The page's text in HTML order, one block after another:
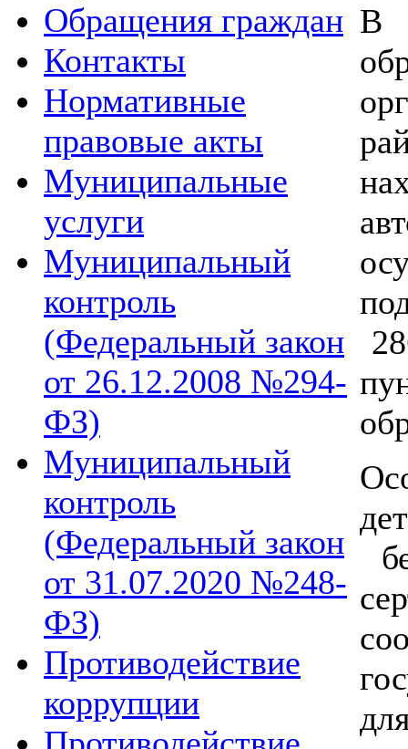
Обращения граждан
Контакты
Нормативные
правовые акты
Муниципальные
услуги
Муниципальный
контроль
(Федеральный закон
от 26.12.2008 №294-
ФЗ)
Муниципальный
контроль
(Федеральный закон
от 31.07.2020 №248-
ФЗ)
Противодействие
коррупции
В